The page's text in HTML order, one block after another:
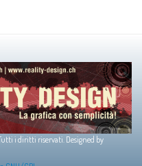
i diritti riservati. Designed by